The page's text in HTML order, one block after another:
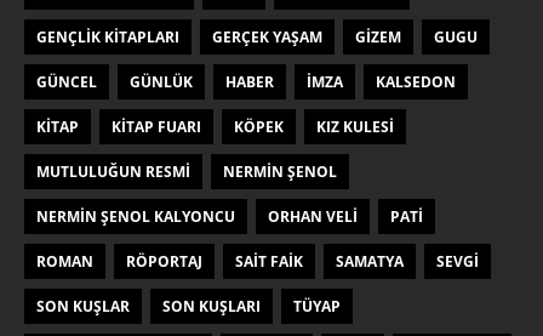
GENÇLIK KITAPLARI GERÇEK YAŞAM GIZEM GUGU
GÜNCEL GÜNLÜK HABER IMZA KALSEDON
KITAP KITAP FUARI KÖPEK KIZ KULESI
MUTLULUĞUN RESMI NERMIN ŞENOL
NERMIN ŞENOL KALYONCU ORHAN VELI PATI
ROMAN RÖPORTAJ SAIT FAIK SAMATYA SEVGI
SON KUŞLAR SON KUŞLARI TÜYAP